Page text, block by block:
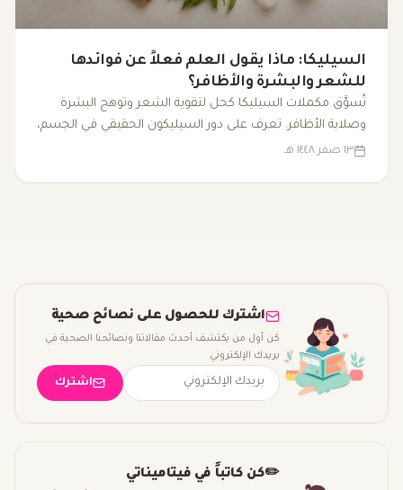
السيليكا: ماذا يقول العلم فعلاً عن فوائدها
للشعر والبشرة والأظافر؟
تُسوَّق مكملات السيليكا كحل لتقوية الشعر وتوهج البشرة
وصلابة الأظافر. تعرف على دور السيليكون الحقيقي في الجسم،
مصادره الغذائية، وما تقوله الأبحاث فعلاً.
١٣ صفر ١٤٤٨ هـ
اشترك للحصول على نصائح صحية
كن أول من يكتشف أحدث مقالاتنا ونصائحنا الصحية في
بريدك الإلكتروني
اشترك
✏️كن كاتباً في فيتاميناتي